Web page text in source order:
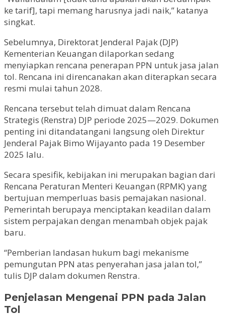
ke tarif], tapi memang harusnya jadi naik,” katanya
singkat.
Sebelumnya, Direktorat Jenderal Pajak (DJP)
Kementerian Keuangan dilaporkan sedang
menyiapkan rencana penerapan PPN untuk jasa jalan
tol. Rencana ini direncanakan akan diterapkan secara
resmi mulai tahun 2028.
Rencana tersebut telah dimuat dalam Rencana
Strategis (Renstra) DJP periode 2025—2029. Dokumen
penting ini ditandatangani langsung oleh Direktur
Jenderal Pajak Bimo Wijayanto pada 19 Desember
2025 lalu.
Secara spesifik, kebijakan ini merupakan bagian dari
Rencana Peraturan Menteri Keuangan (RPMK) yang
bertujuan memperluas basis pemajakan nasional.
Pemerintah berupaya menciptakan keadilan dalam
sistem perpajakan dengan menambah objek pajak
baru.
“Pemberian landasan hukum bagi mekanisme
pemungutan PPN atas penyerahan jasa jalan tol,”
tulis DJP dalam dokumen Renstra.
Penjelasan Mengenai PPN pada Jalan
Tol